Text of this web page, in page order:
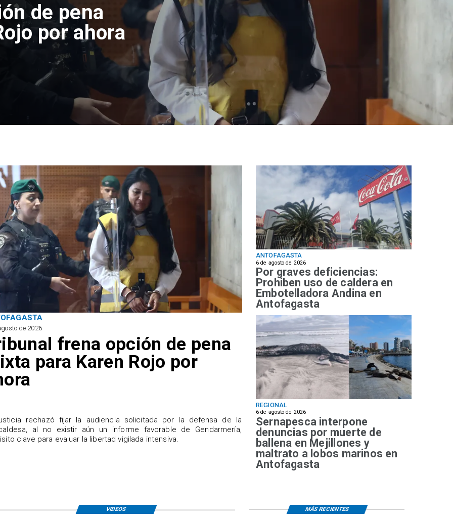
denuncias
en
a lobos
de 2026
frena opción de pena
para Karen Rojo por
rechazó fijar la audiencia solicitada por la defensa de la
al no existir aún un informe favorable de Gendarmería,
clave para evaluar la libertad vigilada intensiva.
ANTOFAGASTA
6 de agosto de 2026
Por graves deficiencias:
Prohiben uso de caldera en
Embotelladora Andina en
Antofagasta
REGIONAL
6 de agosto de 2026
Sernapesca interpone
denuncias por muerte de
ballena en Mejillones y
maltrato a lobos marinos en
Antofagasta
VIDEOS MÁS RECIENTES